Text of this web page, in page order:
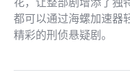
都可以通过海螺加速器
精彩的刑侦悬疑剧。